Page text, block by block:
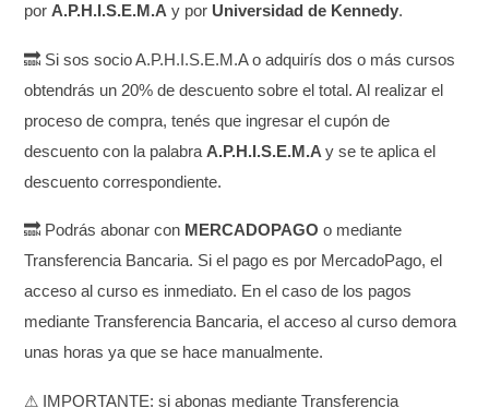
por A.P.H.I.S.E.M.A y por Universidad de Kennedy.
🔜 Si sos socio A.P.H.I.S.E.M.A o adquirís dos o más cursos
obtendrás un 20% de descuento sobre el total. Al realizar el
proceso de compra, tenés que ingresar el cupón de
descuento con la palabra A.P.H.I.S.E.M.Ay se te aplica el
descuento correspondiente.
🔜 Podrás abonar con MERCADOPAGO o mediante
Transferencia Bancaria. Si el pago es por MercadoPago, el
acceso al curso es inmediato. En el caso de los pagos
mediante Transferencia Bancaria, el acceso al curso demora
unas horas ya que se hace manualmente.
⚠ IMPORTANTE: si abonas mediante Transferencia